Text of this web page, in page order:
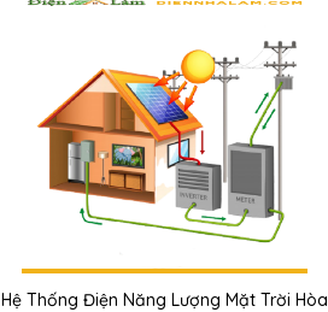
Hệ Thống Điện Năng Lượng Mặt Trời Hòa